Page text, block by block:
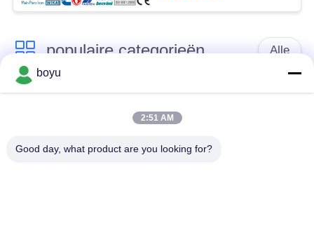
populaire categorieën Alle
transmissielijn die
Luchtlijn die Materiaal
vastbinden
spanning die
De antikabel van de
boyu
2:51 AM
Good day, what product are you looking for?